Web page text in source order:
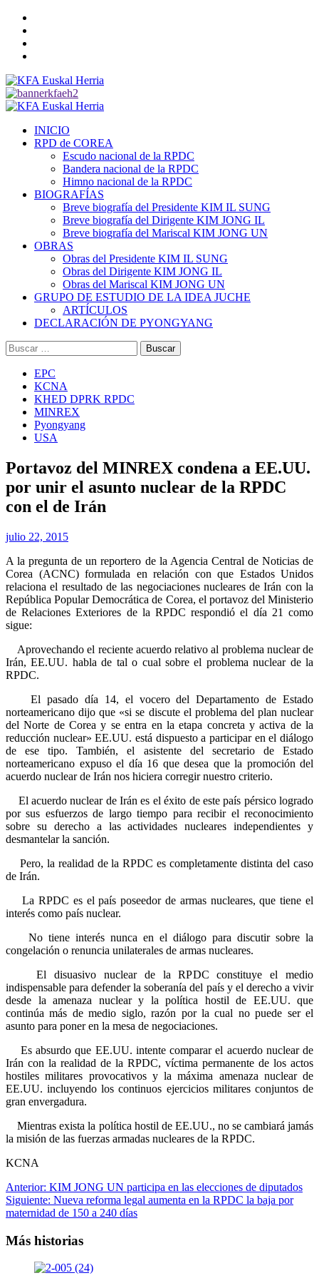
Saltar
contenido
Menú
INICIO
RPD de COREA
Escudo nacional de la RPDC
Bandera nacional de la RPDC
Himno nacional de la RPDC
BIOGRAFÍAS
Breve biografía del Presidente KIM IL SUNG
Breve biografía del Dirigente KIM JONG IL
Breve biografía del Mariscal KIM JONG UN
OBRAS
Obras del Presidente KIM IL SUNG
Obras del Dirigente KIM JONG IL
Obras del Mariscal KIM JONG UN
GRUPO DE ESTUDIO DE LA IDEA JUCHE
ARTÍCULOS
DECLARACIÓN DE PYONGYANG
Buscar:
EPC
KCNA
KHED DPRK RPDC
MINREX
Pyongyang
USA
Portavoz del MINREX condena a EE.UU.
por unir el asunto nuclear de la RPDC
con el de Irán
julio 22, 2015
A la pregunta de un reportero de la Agencia Central de Noticias de
Corea (ACNC) formulada en relación con que Estados Unidos
relaciona el resultado de las negociaciones nucleares de Irán con la
República Popular Democrática de Corea, el portavoz del Ministerio
de Relaciones Exteriores de la RPDC respondió el día 21 como
sigue:
Aprovechando el reciente acuerdo relativo al problema nuclear de
Irán, EE.UU. habla de tal o cual sobre el problema nuclear de la
RPDC.
El pasado día 14, el vocero del Departamento de Estado
norteamericano dijo que «si se discute el problema del plan nuclear
del Norte de Corea y se entra en la etapa concreta y activa de la
reducción nuclear» EE.UU. está dispuesto a participar en el diálogo
de ese tipo. También, el asistente del secretario de Estado
norteamericano expuso el día 16 que desea que la promoción del
acuerdo nuclear de Irán nos hiciera corregir nuestro criterio.
El acuerdo nuclear de Irán es el éxito de este país pérsico logrado
por sus esfuerzos de largo tiempo para recibir el reconocimiento
sobre su derecho a las actividades nucleares independientes y
desmantelar la sanción.
Pero, la realidad de la RPDC es completamente distinta del caso
de Irán.
La RPDC es el país poseedor de armas nucleares, que tiene el
interés como país nuclear.
No tiene interés nunca en el diálogo para discutir sobre la
congelación o renuncia unilaterales de armas nucleares.
El disuasivo nuclear de la RPDC constituye el medio
indispensable para defender la soberanía del país y el derecho a vivir
desde la amenaza nuclear y la política hostil de EE.UU. que
continúa más de medio siglo, razón por la cual no puede ser el
asunto para poner en la mesa de negociaciones.
Es absurdo que EE.UU. intente comparar el acuerdo nuclear de
Irán con la realidad de la RPDC, víctima permanente de los actos
hostiles militares provocativos y la máxima amenaza nuclear de
EE.UU. incluyendo los continuos ejercicios militares conjuntos de
gran envergadura.
Mientras exista la política hostil de EE.UU., no se cambiará jamás
la misión de las fuerzas armadas nucleares de la RPDC.
KCNA
Navegación
de
Anterior: KIM JONG UN participa en las elecciones de diputados
Siguiente: Nueva reforma legal aumenta en la RPDC la baja por
maternidad de 150 a 240 días
Más historias